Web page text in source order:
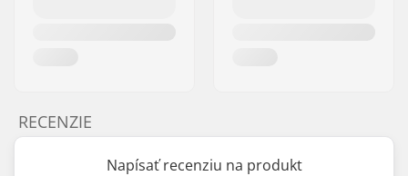
RECENZIE
Napísať recenziu na produkt